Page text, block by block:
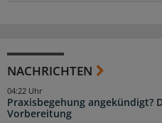
NACHRICHTEN
Praxisbegehung angekündigt?
Vorbereitung
04:22 Uhr